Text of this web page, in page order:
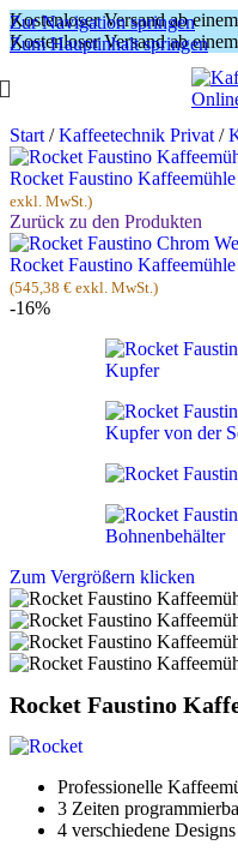
Zur Navigation springen
Zum Hauptinhalt springen
Kostenloser Versand ab
Kostenloser Versand ab
Start / Kaffeetechnik Privat /
Rocket Faustino
exkl. MwSt.)
Zurück zu den Produkten
Rocket Faustino
(545,38 € exkl. MwSt.)
-16%
Zum Vergrößern klicken
Rocket Faustino
Professionelle
3 Zeiten
4 verschiedene Designs